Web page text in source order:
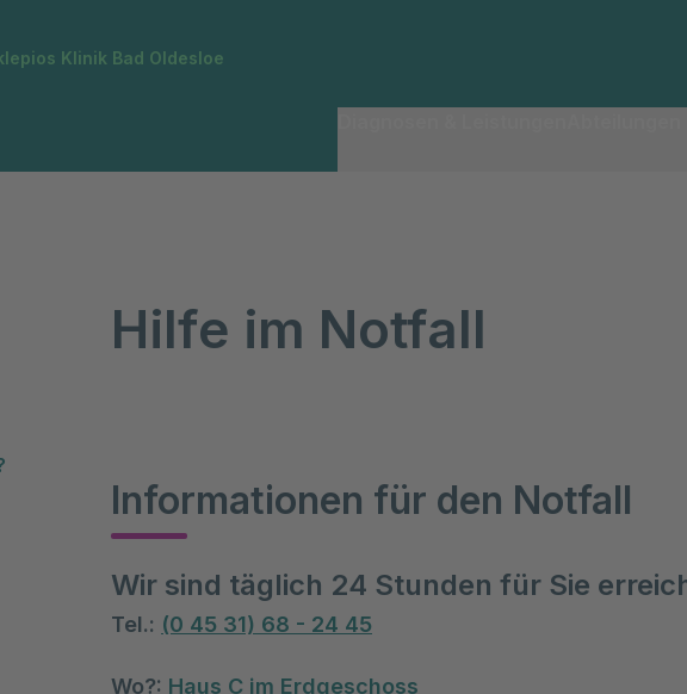
Klinik Bad Oldesloe
Hilfe im Notfall
Informationen für den Notfall
Wir sind täglich 24 Stunden für Sie
Tel.: (0 45 31) 68 - 24 45
Wo?: Haus C im Erdgeschoss